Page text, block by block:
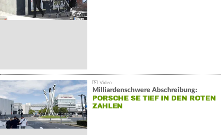
Milliardenschwere Abschreibung:
PORSCHE SE TIEF IN DEN ROTEN
ZAHLEN